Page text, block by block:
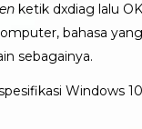
ketik dxdiag lalu
bahasa
sebagainya.
Windows